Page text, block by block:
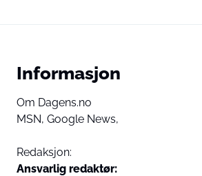
Informasjon
Om Dagens.no
MSN, Google News,
Redaksjon:
Ansvarlig redaktør: